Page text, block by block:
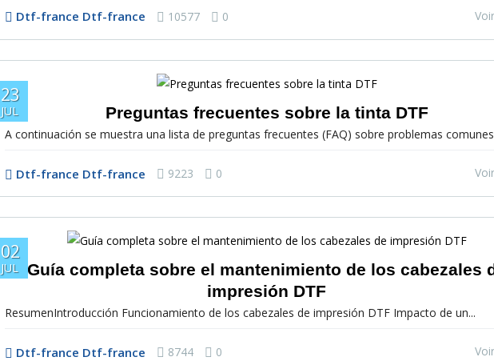
Dtf-france Dtf-france 10577 0
23
JUL Preguntas frecuentes sobre la tinta DTF
A continuación se muestra una lista de preguntas frecuentes (FAQ) sobre problemas
Dtf-france Dtf-france 9223 0
02
JUL
Guía completa sobre el mantenimiento de los cabezales
impresión DTF
ResumenIntroducción Funcionamiento de los cabezales de impresión DTF Impacto de un...
Dtf-france Dtf-france 8744 0